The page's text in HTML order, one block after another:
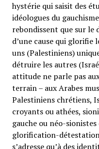
hystérie qui saisit des
idéologues du
rebondissent que sur le
d’une cause qui glorifie
uns (Palestiniens)
détruire les autres
attitude ne parle pas
terrain – aux Arabes
Palestiniens chrétiens,
croyants ou athées,
gauche ou néo-
glorification-
s’adresse qu’à des